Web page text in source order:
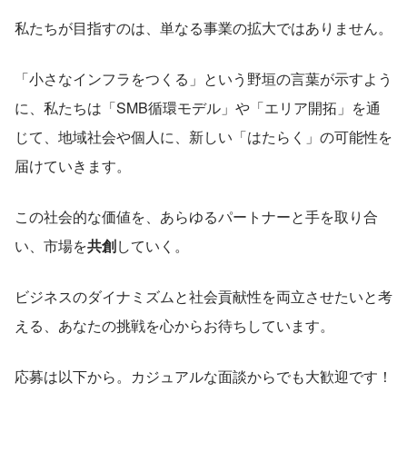
私たちが目指すのは、単なる事業の拡大ではありません。
「小さなインフラをつくる」という野垣の言葉が示すよう
に、私たちは「SMB循環モデル」や「エリア開拓」を通
じて、地域社会や個人に、新しい「はたらく」の可能性を
届けていきます。
この社会的な価値を、あらゆるパートナーと手を取り合
い、市場を共創していく。
ビジネスのダイナミズムと社会貢献性を両立させたいと考
える、あなたの挑戦を心からお待ちしています。
応募は以下から。カジュアルな面談からでも大歓迎です！